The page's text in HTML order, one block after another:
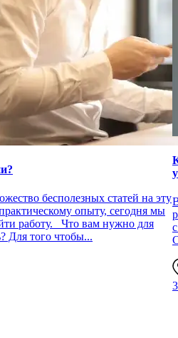
бесполезных статей на эту
опыту, сегодня мы
работу. Что вам нужно для
Для того чтобы...